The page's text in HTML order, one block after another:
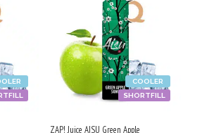
SHORTFILL
COOLER
ZAP! Juice AISU Green Apple